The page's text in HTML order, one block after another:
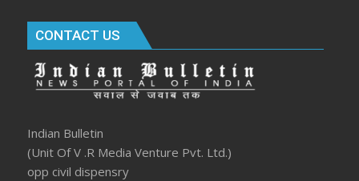
CONTACT US
Indian Bulletin
(Unit Of V .R Media Venture Pvt. Ltd.)
opp civil dispensry